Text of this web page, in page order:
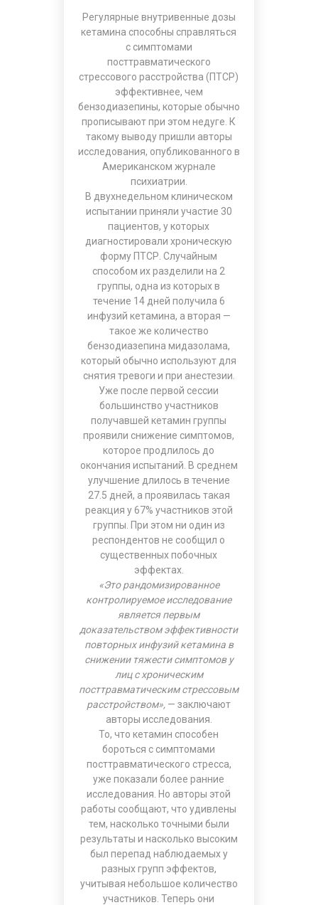
Регулярные внутривенные дозы
кетамина способны справляться
с симптомами
посттравматического
стрессового расстройства (ПТСР)
эффективнее, чем
бензодиазепины, которые обычно
прописывают при этом недуге. К
такому выводу пришли авторы
исследования, опубликованного в
Американском журнале
психиатрии.
В двухнедельном клиническом
испытании приняли участие 30
пациентов, у которых
диагностировали хроническую
форму ПТСР. Случайным
способом их разделили на 2
группы, одна из которых в
течение 14 дней получила 6
инфузий кетамина, а вторая —
такое же количество
бензодиазепина мидазолама,
который обычно используют для
снятия тревоги и при анестезии.
Уже после первой сессии
большинство участников
получавшей кетамин группы
проявили снижение симптомов,
которое продлилось до
окончания испытаний. В среднем
улучшение длилось в течение
27.5 дней, а проявилась такая
реакция у 67% участников этой
группы. При этом ни один из
респондентов не сообщил о
существенных побочных
эффектах.
«Это рандомизированное
контролируемое исследование
является первым
доказательством эффективности
повторных инфузий кетамина в
снижении тяжести симптомов у
лиц с хроническим
посттравматическим стрессовым
расстройством», — заключают
авторы исследования.
То, что кетамин способен
бороться с симптомами
посттравматического стресса,
уже показали более ранние
исследования. Но авторы этой
работы сообщают, что удивлены
тем, насколько точными были
результаты и насколько высоким
был перепад наблюдаемых у
разных групп эффектов,
учитывая небольшое количество
участников. Теперь они